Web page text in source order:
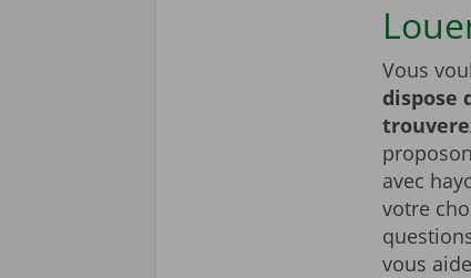
Vous
dispose
avec
votre
vous